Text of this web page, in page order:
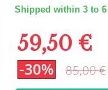
Shipped within 3 to
59,50 €
-30% 85,00 €